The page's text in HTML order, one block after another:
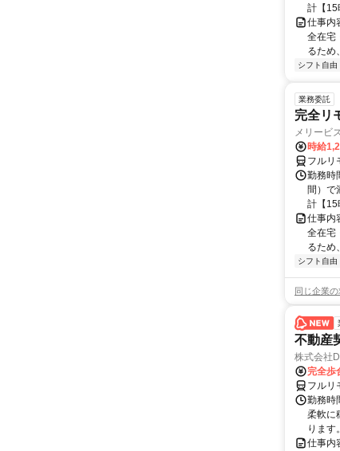
計【15
仕事内
全在宅
るため
シフト自由
業務委託
完全リ
メリービ
時給
フルリ
勤務時
間）で
計【15
仕事内
全在宅
るため
シフト自由
同じ企業の
不動産
株式会社
完全歩
フルリ
勤務時
柔軟に
ります。
仕事